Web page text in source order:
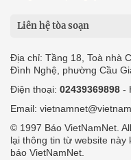
Liên hệ tòa soạn
Địa chỉ: Tầng 18, Toà nhà
Đình Nghệ, phường Cầu
Điện thoại: 02439369898 -
Email:
© 1997 Báo VietNamNet.
lại thông tin từ website này
báo VietNamNet.